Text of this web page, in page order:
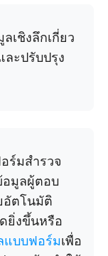
เชิงลึกเกี่ยว
ะปรับปรุง
ร์มสำรวจ
อมูลผู้ตอบ
อัตโนมัติ
ยิ่งขึ้นหรือ
แบบฟอร์มเพื่อ